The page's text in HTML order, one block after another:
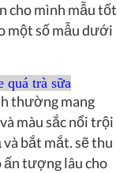
cho mình mẫu tốt
một số mẫu dưới
quá trà sữa
thường mang
màu sắc nổi trội
bắt mắt. sẽ thu
ấn tượng lâu cho